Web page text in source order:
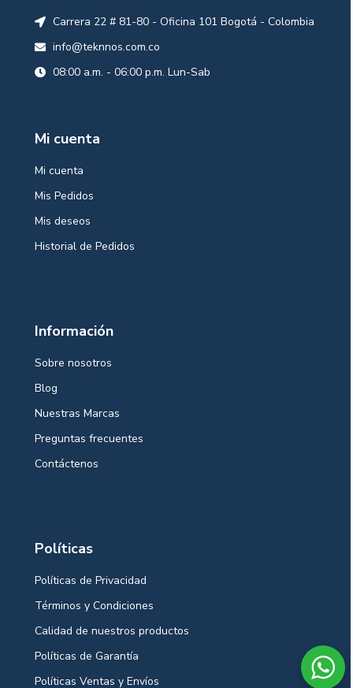
Carrera 22 # 81-80 - Oficina 101 Bogotá - Colombia
info@teknnos.com.co
08:00 a.m. - 06:00 p.m. Lun-Sab
Mi cuenta
Mi cuenta
Mis Pedidos
Mis deseos
Historial de Pedidos
Información
Sobre nosotros
Blog
Nuestras Marcas
Preguntas frecuentes
Contáctenos
Políticas
Políticas de Privacidad
Términos y Condiciones
Calidad de nuestros productos
Políticas de Garantía
Políticas Ventas y Envíos